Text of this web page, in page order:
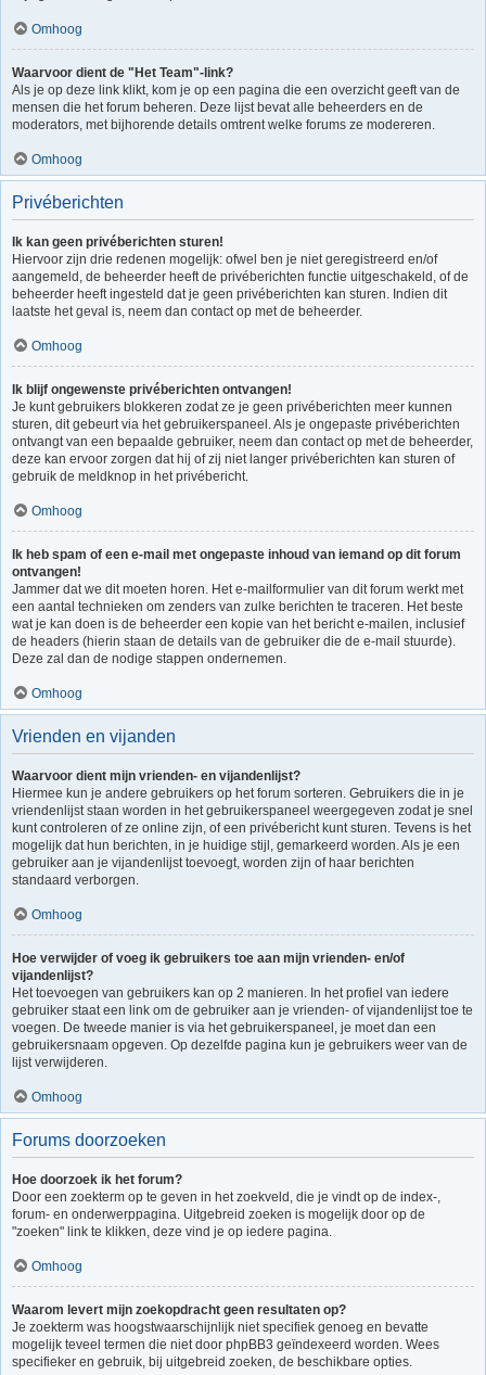
Omhoog
Waarvoor dient de "Het Team"-link?
Als je op deze link klikt, kom je op een pagina die een overzicht geeft van de
mensen die het forum beheren. Deze lijst bevat alle beheerders en de
moderators, met bijhorende details omtrent welke forums ze modereren.
Omhoog
Privéberichten
Ik kan geen privéberichten sturen!
Hiervoor zijn drie redenen mogelijk: ofwel ben je niet geregistreerd en/of
aangemeld, de beheerder heeft de privéberichten functie uitgeschakeld, of de
beheerder heeft ingesteld dat je geen privéberichten kan sturen. Indien dit
laatste het geval is, neem dan contact op met de beheerder.
Omhoog
Ik blijf ongewenste privéberichten ontvangen!
Je kunt gebruikers blokkeren zodat ze je geen privéberichten meer kunnen
sturen, dit gebeurt via het gebruikerspaneel. Als je ongepaste privéberichten
ontvangt van een bepaalde gebruiker, neem dan contact op met de beheerder,
deze kan ervoor zorgen dat hij of zij niet langer privéberichten kan sturen of
gebruik de meldknop in het privébericht.
Omhoog
Ik heb spam of een e-mail met ongepaste inhoud van iemand op dit forum
ontvangen!
Jammer dat we dit moeten horen. Het e-mailformulier van dit forum werkt met
een aantal technieken om zenders van zulke berichten te traceren. Het beste
wat je kan doen is de beheerder een kopie van het bericht e-mailen, inclusief
de headers (hierin staan de details van de gebruiker die de e-mail stuurde).
Deze zal dan de nodige stappen ondernemen.
Omhoog
Vrienden en vijanden
Waarvoor dient mijn vrienden- en vijandenlijst?
Hiermee kun je andere gebruikers op het forum sorteren. Gebruikers die in je
vriendenlijst staan worden in het gebruikerspaneel weergegeven zodat je snel
kunt controleren of ze online zijn, of een privébericht kunt sturen. Tevens is het
mogelijk dat hun berichten, in je huidige stijl, gemarkeerd worden. Als je een
gebruiker aan je vijandenlijst toevoegt, worden zijn of haar berichten
standaard verborgen.
Omhoog
Hoe verwijder of voeg ik gebruikers toe aan mijn vrienden- en/of
vijandenlijst?
Het toevoegen van gebruikers kan op 2 manieren. In het profiel van iedere
gebruiker staat een link om de gebruiker aan je vrienden- of vijandenlijst toe te
voegen. De tweede manier is via het gebruikerspaneel, je moet dan een
gebruikersnaam opgeven. Op dezelfde pagina kun je gebruikers weer van de
lijst verwijderen.
Omhoog
Forums doorzoeken
Hoe doorzoek ik het forum?
Door een zoekterm op te geven in het zoekveld, die je vindt op de index-,
forum- en onderwerppagina. Uitgebreid zoeken is mogelijk door op de
"zoeken" link te klikken, deze vind je op iedere pagina.
Omhoog
Waarom levert mijn zoekopdracht geen resultaten op?
Je zoekterm was hoogstwaarschijnlijk niet specifiek genoeg en bevatte
mogelijk teveel termen die niet door phpBB3 geïndexeerd worden. Wees
specifieker en gebruik, bij uitgebreid zoeken, de beschikbare opties.